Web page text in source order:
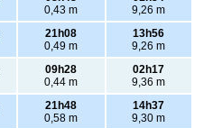
0,43 m
9,26 m
21h08
0,49 m
13h56
9,26 m
09h28
0,44 m
02h17
9,36 m
21h48
0,58 m
14h37
9,30 m